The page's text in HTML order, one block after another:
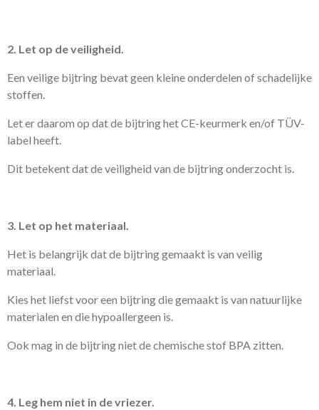
2. Let op de veiligheid.
Een veilige bijtring bevat geen kleine onderdelen of schadelijke
stoffen.
Let er daarom op dat de bijtring het CE-keurmerk en/of TÜV-
label heeft.
Dit betekent dat de veiligheid van de bijtring onderzocht is.
3. Let op het materiaal.
Het is belangrijk dat de bijtring gemaakt is van veilig
materiaal.
Kies het liefst voor een bijtring die gemaakt is van natuurlijke
materialen en die hypoallergeen is.
Ook mag in de bijtring niet de chemische stof BPA zitten.
4. Leg hem niet in de vriezer.